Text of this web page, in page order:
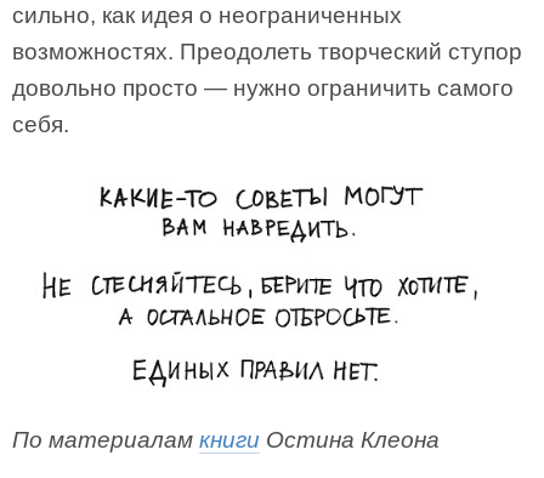
сильно, как идея о неограниченных
возможностях. Преодолеть творческий ступор
довольно просто — нужно ограничить самого
себя.
По материалам книги Остина Клеона